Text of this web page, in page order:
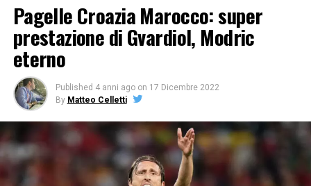
Pagelle Croazia Marocco: super
prestazione di Gvardiol, Modric
eterno
Published 4 anni ago on 17 Dicembre 2022
By Matteo Celletti